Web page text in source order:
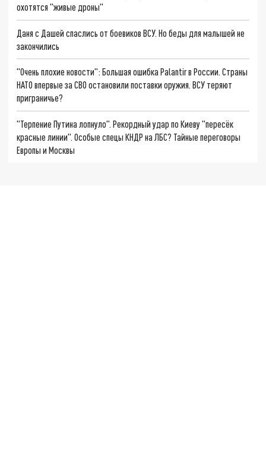
охотятся "живые дроны"
Даня с Дашей спаслись от боевиков ВСУ. Но беды для малышей не
закончились
"Очень плохие новости": Большая ошибка Palantir в России. Страны
НАТО впервые за СВО остановили поставки оружия. ВСУ теряют
приграничье?
"Терпение Путина лопнуло". Рекордный удар по Киеву "пересёк
красные линии". Особые спецы КНДР на ЛБС? Тайные переговоры
Европы и Москвы